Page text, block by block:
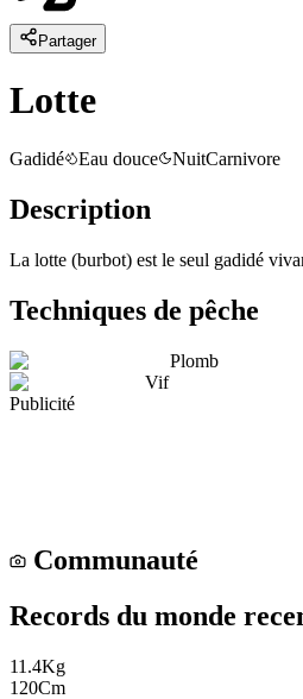
Partager
Lotte
Gadidé Eau douce NuitCarnivore
Description
La lotte (burbot) est le seul gadidé
Techniques de pêche
Plomb
Vif
Publicité
Communauté
Records du monde
11.4Kg
120Cm